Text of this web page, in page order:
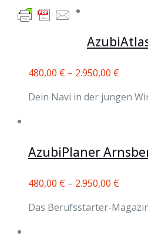
480,00 € – 2.950,00 €
Dein Navi in der jungen
AzubiPlaner
480,00 € – 2.950,00 €
Das Berufsstarter-